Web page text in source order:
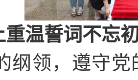
重温誓词不忘
纲领，遵守